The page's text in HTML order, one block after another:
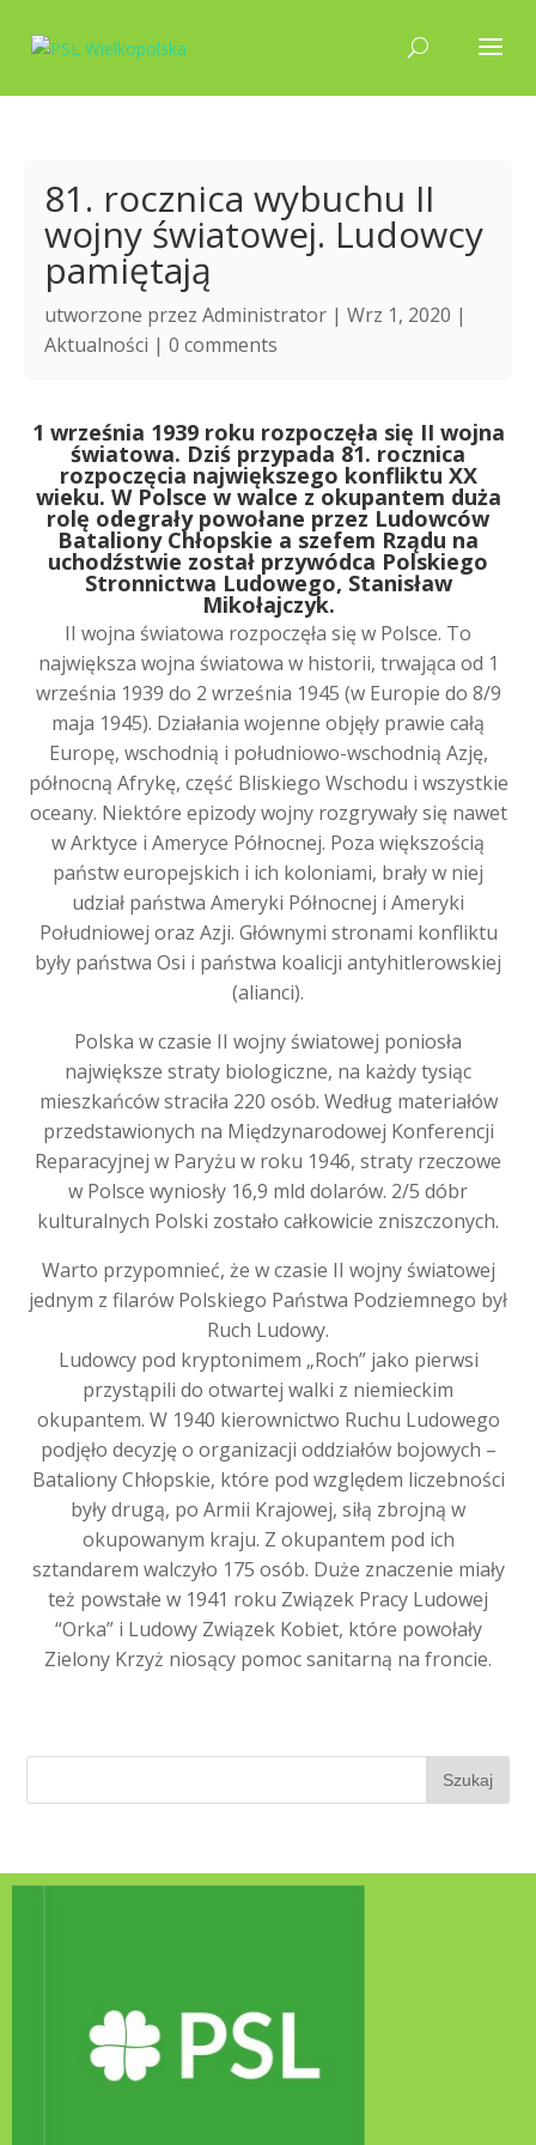
81. rocznica wybuchu II
wojny światowej. Ludowcy
pamiętają
utworzone przezAdministrator | Wrz 1, 2020 |
Aktualności |0 comments
1 września 1939 roku rozpoczęła się II wojna
światowa. Dziś przypada 81. rocznica
rozpoczęcia największego konfliktu XX
wieku. W Polsce w walce z okupantem duża
rolę odegrały powołane przez Ludowców
Bataliony Chłopskie a szefem Rządu na
uchodźstwie został przywódca Polskiego
Stronnictwa Ludowego, Stanisław
Mikołajczyk.
II wojna światowa rozpoczęła się w Polsce. To
największa wojna światowa w historii, trwająca od 1
września 1939 do 2 września 1945 (w Europie do 8/9
maja 1945). Działania wojenne objęły prawie całą
Europę, wschodnią i południowo-wschodnią Azję,
północną Afrykę, część Bliskiego Wschodu i wszystkie
oceany. Niektóre epizody wojny rozgrywały się nawet
w Arktyce i Ameryce Północnej. Poza większością
państw europejskich i ich koloniami, brały w niej
udział państwa Ameryki Północnej i Ameryki
Południowej oraz Azji. Głównymi stronami konfliktu
były państwa Osi i państwa koalicji antyhitlerowskiej
(alianci).
Polska w czasie II wojny światowej poniosła
największe straty biologiczne, na każdy tysiąc
mieszkańców straciła 220 osób. Według materiałów
przedstawionych na Międzynarodowej Konferencji
Reparacyjnej w Paryżu w roku 1946, straty rzeczowe
w Polsce wyniosły 16,9 mld dolarów. 2/5 dóbr
kulturalnych Polski zostało całkowicie zniszczonych.
Warto przypomnieć, że w czasie II wojny światowej
jednym z filarów Polskiego Państwa Podziemnego był
Ruch Ludowy.
Ludowcy pod kryptonimem „Roch” jako pierwsi
przystąpili do otwartej walki z niemieckim
okupantem. W 1940 kierownictwo Ruchu Ludowego
podjęło decyzję o organizacji oddziałów bojowych –
Bataliony Chłopskie, które pod względem liczebności
były drugą, po Armii Krajowej, siłą zbrojną w
okupowanym kraju. Z okupantem pod ich
sztandarem walczyło 175 osób. Duże znaczenie miały
też powstałe w 1941 roku Związek Pracy Ludowej
“Orka” i Ludowy Związek Kobiet, które powołały
Zielony Krzyż niosący pomoc sanitarną na froncie.